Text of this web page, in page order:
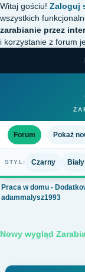
Witaj gościu! Zaloguj
wszystkich
zarabianie przez
i korzystanie z forum
Forum Pokaż
STYL: Czarny Biały
Praca w domu -
adammalysz1993
Nowy wygląd